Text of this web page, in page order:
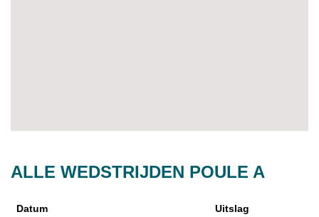
ALLE WEDSTRIJDEN POULE A
Datum Uitslag